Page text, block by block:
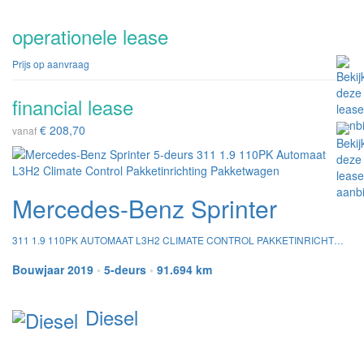
operationele lease
Prijs op aanvraag
financial lease
vanaf € 208,70
Mercedes-Benz Sprinter
311 1.9 110PK AUTOMAAT L3H2 CLIMATE CONTROL PAKKETINRICHTING PAKKETWAGEN
Bouwjaar 2019 • 5-deurs • 91.694 km
Diesel